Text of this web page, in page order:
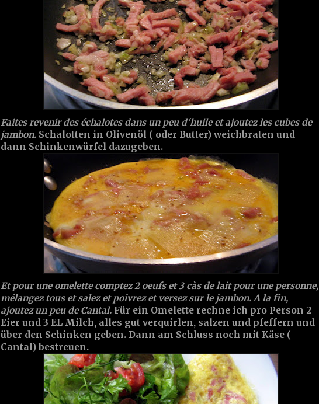
Faites revenir des échalotes dans un peu d'huile et ajoutez les cubes de
jambon. Schalotten in Olivenöl ( oder Butter) weichbraten und
dann Schinkenwürfel dazugeben.
Et pour une omelette comptez 2 oeufs et 3 càs de lait pour une personne,
mélangez tous et salez et poivrez et versez sur le jambon. A la fin,
ajoutez un peu de Cantal. Für ein Omelette rechne ich pro Person 2
Eier und 3 EL Milch, alles gut verquirlen, salzen und pfeffern und
über den Schinken geben. Dann am Schluss noch mit Käse (
Cantal) bestreuen.